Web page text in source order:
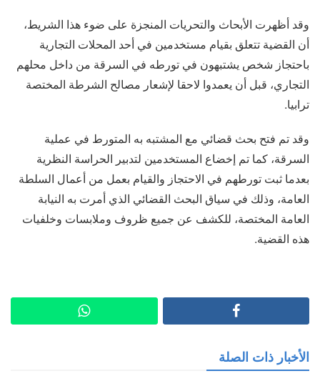
وقد أظهرت الأبحاث والتحريات المنجزة على ضوء هذا الشريط،
أن القضية تتعلق بقيام مستخدمين في أحد المحلات التجارية
باحتجاز شخص يشتبهون في تورطه في السرقة من داخل محلهم
التجاري، قبل أن يعمدوا لاحقا لإشعار مصالح الشرطة المختصة
ترابيا.
وقد تم فتح بحث قضائي مع المشتبه به المتورط في عملية
السرقة، كما تم إخضاع المستخدمين لتدبير الحراسة النظرية
بعدما ثبت تورطهم في الاحتجاز والقيام بعمل من أعمال السلطة
العامة، وذلك في سياق البحث القضائي الذي أمرت به النيابة
العامة المختصة، للكشف عن جميع ظروف وملابسات وخلفيات
هذه القضية.
الأخبار ذات الصلة